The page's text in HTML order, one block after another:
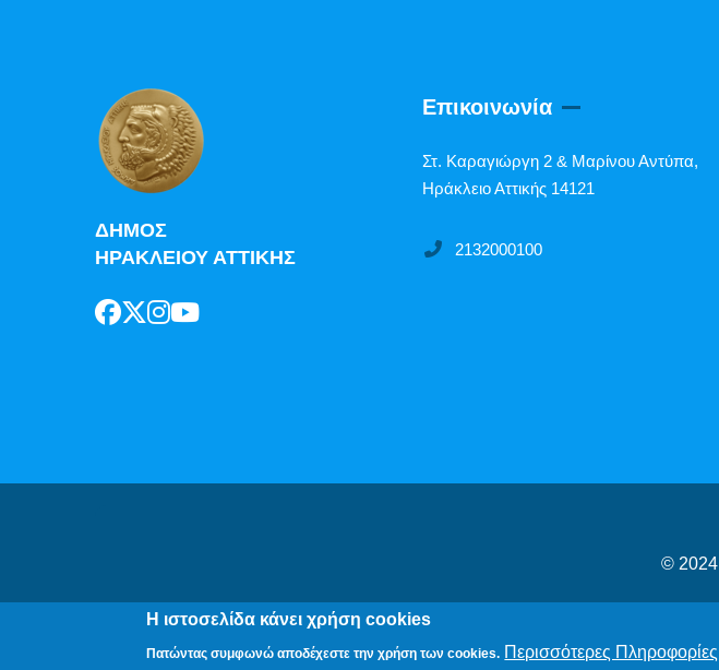
ΔΗΜΟΣ
ΗΡΑΚΛΕΙΟΥ ΑΤΤΙΚΗΣ
Επικοινωνία
Στ. Καραγιώργη 2 & Μαρίνου Αντύπα,
Ηράκλειο Αττικής 14121
2132000100
© 2024
Δήλωση Προβασιμότητας
Η ιστοσελίδα κάνει χρήση cookies
Πατώντας συμφωνώ αποδέχεστε την χρήση των cookies. Περισσότερες Πληροφορίες